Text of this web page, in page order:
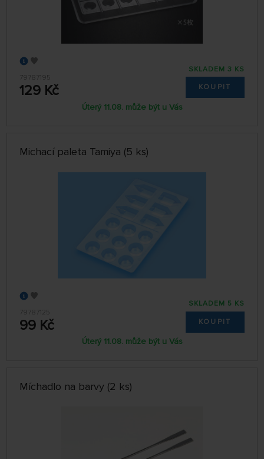
79787195
129 Kč
SKLADEM 3 KS
KOUPIT
Úterý 11.08. může být u Vás
Michací paleta Tamiya (5 ks)
79787125
99 Kč
SKLADEM 5 KS
KOUPIT
Úterý 11.08. může být u Vás
Míchadlo na barvy (2 ks)